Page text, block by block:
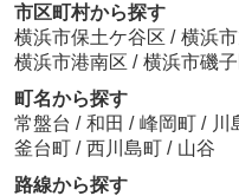
市区町村から探す
横浜市保土ケ谷区 / 横浜
横浜市港南区 / 横浜市磯
町名から探す
常盤台 / 和田 / 峰岡町 / 川
釜台町 / 西川島町 / 山谷
路線から探す